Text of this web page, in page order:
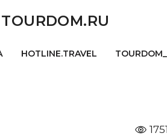
TOURDOM.RU
HOTLINE.TRAVEL
1751